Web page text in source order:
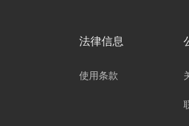
法律信息
使用条款